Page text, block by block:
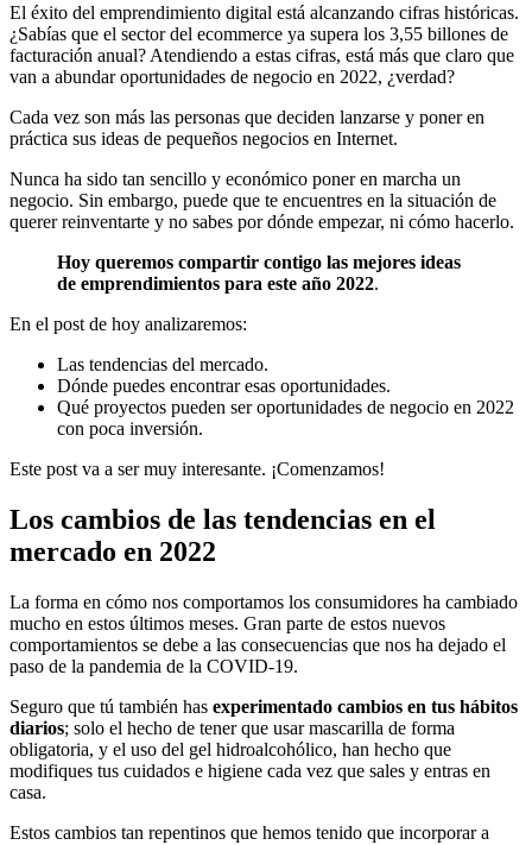
El éxito del emprendimiento digital está alcanzando cifras históricas.
¿Sabías que el sector del ecommerce ya supera los 3,55 billones de
facturación anual? Atendiendo a estas cifras, está más que claro que
van a abundar oportunidades de negocio en 2022, ¿verdad?
Cada vez son más las personas que deciden lanzarse y poner en
práctica sus ideas de pequeños negocios en Internet.
Nunca ha sido tan sencillo y económico poner en marcha un
negocio. Sin embargo, puede que te encuentres en la situación de
querer reinventarte y no sabes por dónde empezar, ni cómo hacerlo.
Hoy queremos compartir contigo las mejores ideas
de emprendimientos para este año 2022.
En el post de hoy analizaremos:
Las tendencias del mercado.
Dónde puedes encontrar esas oportunidades.
Qué proyectos pueden ser oportunidades de negocio en 2022
con poca inversión.
Este post va a ser muy interesante. ¡Comenzamos!
Los cambios de las tendencias en el
mercado en 2022
La forma en cómo nos comportamos los consumidores ha cambiado
mucho en estos últimos meses. Gran parte de estos nuevos
comportamientos se debe a las consecuencias que nos ha dejado el
paso de la pandemia de la COVID-19.
Seguro que tú también has experimentado cambios en tus hábitos
diarios; solo el hecho de tener que usar mascarilla de forma
obligatoria, y el uso del gel hidroalcohólico, han hecho que
modifiques tus cuidados e higiene cada vez que sales y entras en
casa.
Estos cambios tan repentinos que hemos tenido que incorporar a